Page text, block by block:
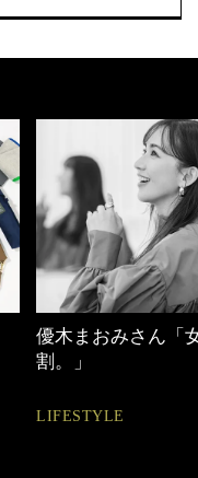
【ワーママのきれ
ュアル通勤】
FASHION